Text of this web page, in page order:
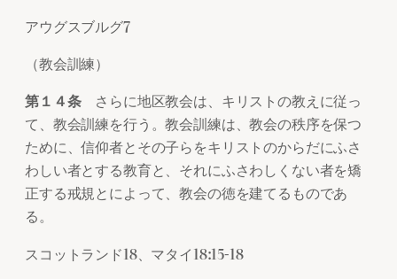
アウグスブルグ7
（教会訓練）
第１４条さらに地区教会は、キリストの教えに従っ
て、教会訓練を行う。教会訓練は、教会の秩序を保つ
ために、信仰者とその子らをキリストのからだにふさ
わしい者とする教育と、それにふさわしくない者を矯
正する戒規とによって、教会の徳を建てるものであ
る。
スコットランド18、マタイ18:15-18